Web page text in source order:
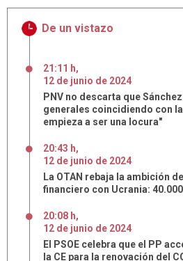
De un vistazo
21:11 h,
12 de junio de 2024
PNV no descarta que
generales coincidiendo con
empieza a ser una locura"
20:43 h,
12 de junio de 2024
La OTAN rebaja la ambición
financiero con Ucrania:
20:08 h,
12 de junio de 2024
El PSOE celebra que el PP
la CE para la renovación del